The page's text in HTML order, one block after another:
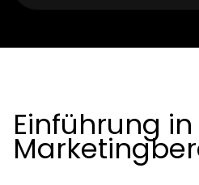
Einführung